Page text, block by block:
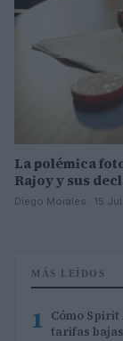
La polémica
Rajoy y sus
Diego Morales · 15
MÁS LEÍDOS
1 Cómo Spirit
tarifas bajas